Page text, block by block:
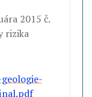
2015 č.
rizika